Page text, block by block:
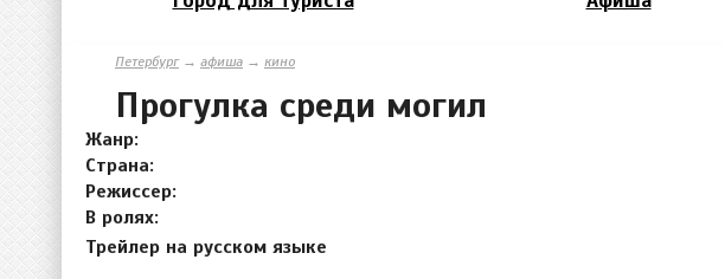
Петербург→ афиша → кино
Прогулка среди могил
Жанр:
Страна:
Режиссер:
В ролях:
Трейлер на русском языке